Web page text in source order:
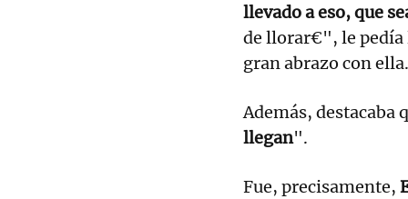
llevado a eso, que
de llorar€", le pedía
gran abrazo con ella.
Además, destacaba
llegan".
Fue, precisamente,